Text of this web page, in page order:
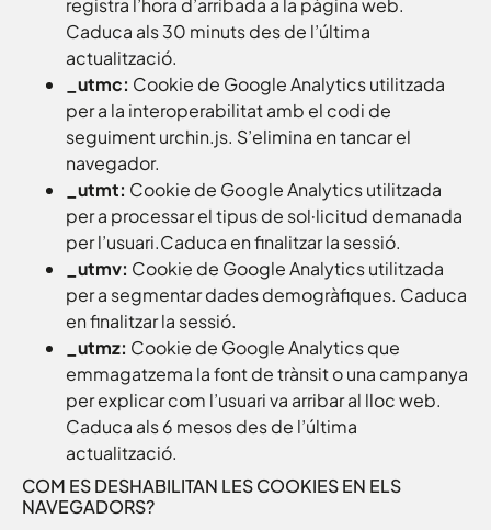
registra l’hora d’arribada a la pàgina web.
Caduca als 30 minuts des de l’última
actualització.
_utmc: Cookie de Google Analytics utilitzada
per a la interoperabilitat amb el codi de
seguiment urchin.js. S’elimina en tancar el
navegador.
_utmt: Cookie de Google Analytics utilitzada
per a processar el tipus de sol·licitud demanada
per l’usuari.Caduca en finalitzar la sessió.
_utmv: Cookie de Google Analytics utilitzada
per a segmentar dades demogràfiques. Caduca
en finalitzar la sessió.
_utmz: Cookie de Google Analytics que
emmagatzema la font de trànsit o una campanya
per explicar com l’usuari va arribar al lloc web.
Caduca als 6 mesos des de l’última
actualització.
COM ES DESHABILITAN LES COOKIES EN ELS
NAVEGADORS?